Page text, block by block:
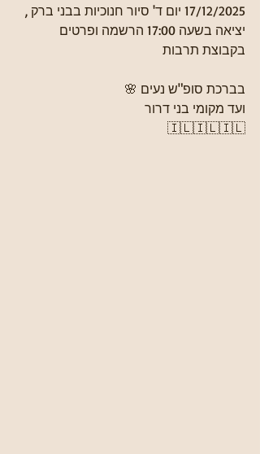
17/12/2025 יום ד' סיור חנוכיות בבני ברק ,
יציאה בשעה 17:00 הרשמה ופרטים
בקבוצת תרבות
בברכת סופ"ש נעים 🌸
ועד מקומי בני דרור
🇮🇱🇮🇱🇮🇱